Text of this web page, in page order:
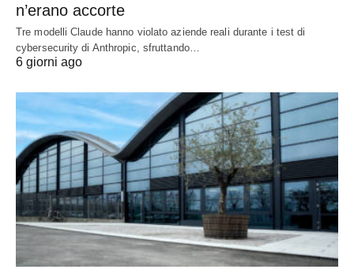
n’erano accorte
Tre modelli Claude hanno violato aziende reali durante i test di
cybersecurity di Anthropic, sfruttando…
6 giorni ago